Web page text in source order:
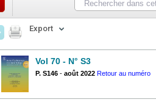
Export
Vol 70 - N° S3
P. S146 - août 2022 Retour au numéro